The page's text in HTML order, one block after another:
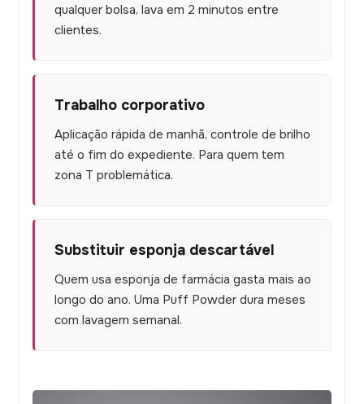
qualquer bolsa, lava em 2 minutos entre
clientes.
Trabalho corporativo
Aplicação rápida de manhã, controle de brilho
até o fim do expediente. Para quem tem
zona T problemática.
Substituir esponja descartável
Quem usa esponja de farmácia gasta mais ao
longo do ano. Uma Puff Powder dura meses
com lavagem semanal.